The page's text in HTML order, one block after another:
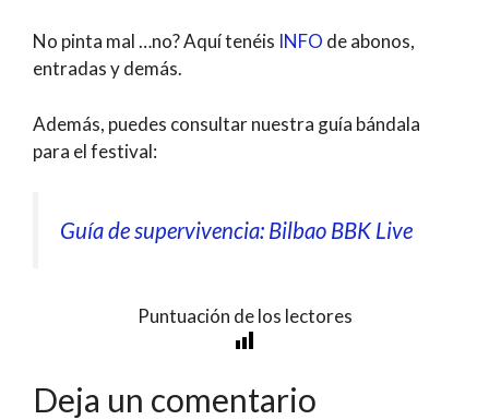
No pinta mal …no? Aquí tenéis INFO de abonos,
entradas y demás.
Además, puedes consultar nuestra guía bándala
para el festival:
Guía de supervivencia: Bilbao BBK Live
Puntuación de los lectores
Deja un comentario